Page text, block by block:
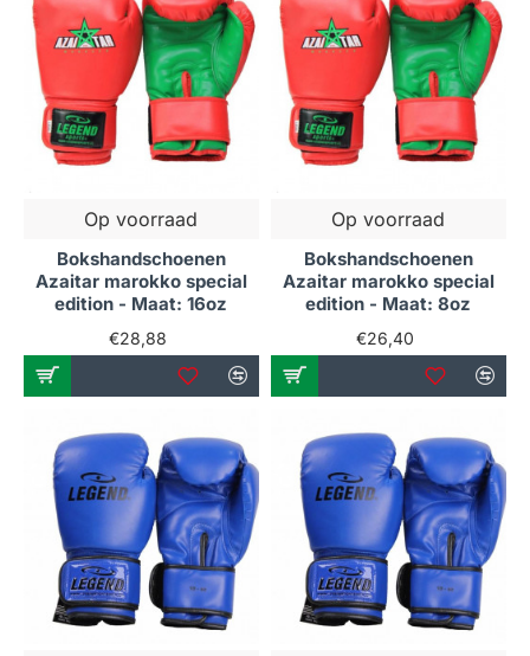
Op voorraad
Bokshandschoenen
Azaitar marokko special
edition - Maat: 16oz
€28,88
Op voorraad
Bokshandschoenen
Azaitar marokko special
edition - Maat: 8oz
€26,40